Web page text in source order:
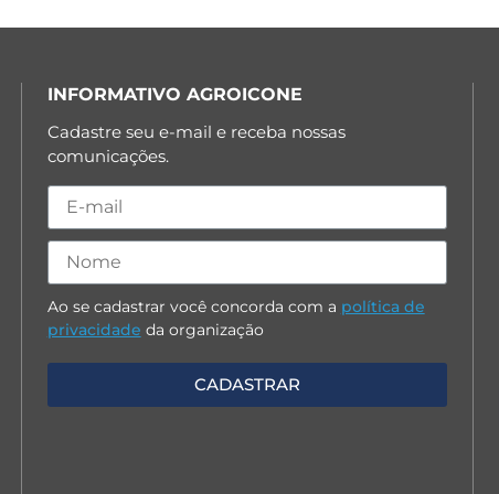
INFORMATIVO AGROICONE
Cadastre seu e-mail e receba nossas
comunicações.
Ao se cadastrar você concorda com a política de
privacidade da organização